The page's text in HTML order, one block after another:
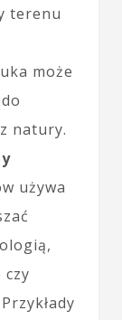
terenu
może
natury.
używa